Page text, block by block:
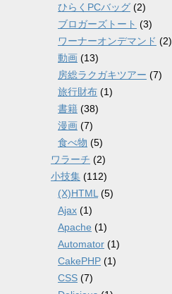
ひらくPCバッグ (2)
ブロガーズトート (3)
ワーナーオンデマンド (2)
動画 (13)
房総ラクガキツアー (7)
旅行財布 (1)
書籍 (38)
漫画 (7)
食べ物 (5)
ワラーチ (2)
小技集 (112)
(X)HTML (5)
Ajax (1)
Apache (1)
Automator (1)
CakePHP (1)
CSS (7)